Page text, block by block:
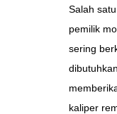
Salah
pemilik
sering
kaliper